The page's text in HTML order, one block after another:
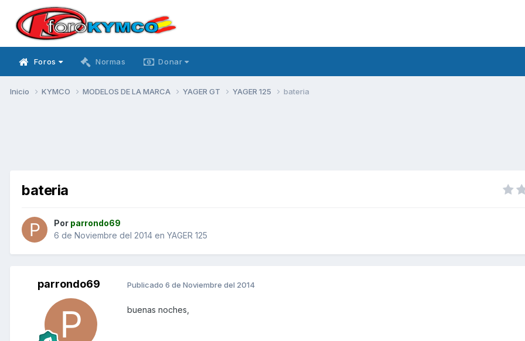
Foros Normas Donar
Inicio KYMCO MODELOS DE LA MARCA YAGER GT YAGER 125 bateria
bateria
Por parrondo69
6 de Noviembre del 2014 en YAGER 125
parrondo69 Publicado 6 de Noviembre del 2014
buenas noches,